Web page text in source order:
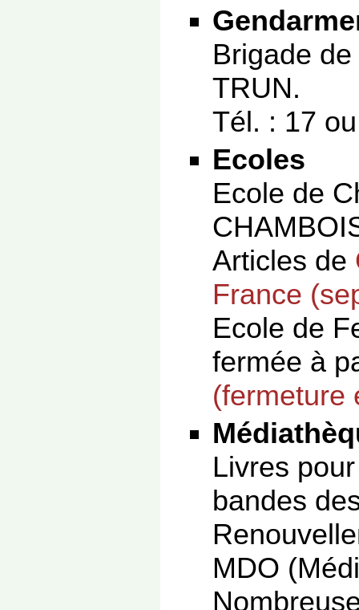
Brigade
TRUN.
Tél. : 17
Ecoles
Ecole de
Articles de
France
Ecole de
fermée à
(fermeture
Livres
bandes
MDO